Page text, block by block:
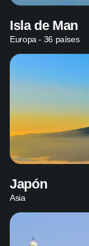
Isla de Man
Europa - 36 países
Japón
Asia